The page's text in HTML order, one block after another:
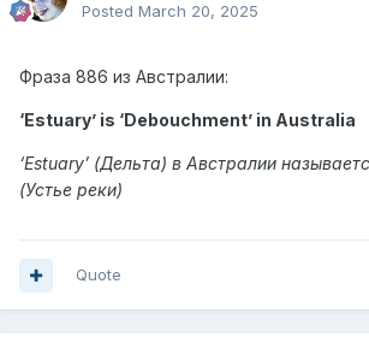
Posted March 20, 2025
Фраза 886 из Австралии:
‘Estuary’ is ‘Debouchment’ in Australia
‘Estuary’ (Дельта) в Австралии
(Устье реки)
Quote